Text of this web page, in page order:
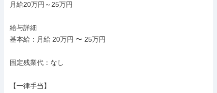
月給20万円～25万円
給与詳細
基本給：月給 20万円 〜 25万円
固定残業代：なし
【一律手当】